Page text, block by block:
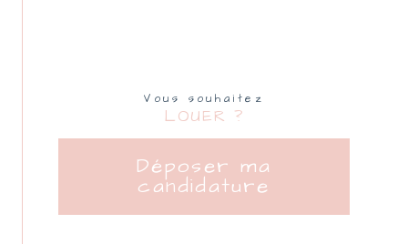
Vous souhaitez
LOUER ?
Déposer ma
candidature